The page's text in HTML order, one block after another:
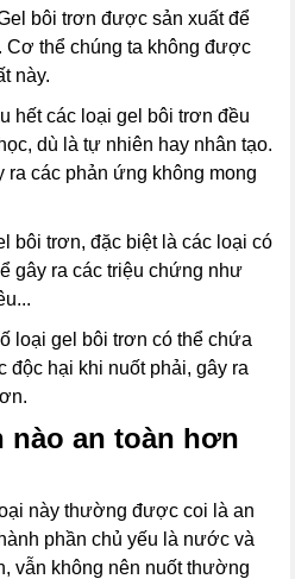
bôi trơn được sản xuất để
Cơ thể chúng ta không được
này.
hết các loại gel bôi trơn đều
dù là tự nhiên hay nhân tạo.
ra các phản ứng không mong
bôi trơn, đặc biệt là các loại có
gây ra các triệu chứng như
loại gel bôi trơn có thể chứa
độc hại khi nuốt phải, gây ra
an toàn hơn
này thường được coi là an
phần chủ yếu là nước và
vẫn không nên nuốt thường